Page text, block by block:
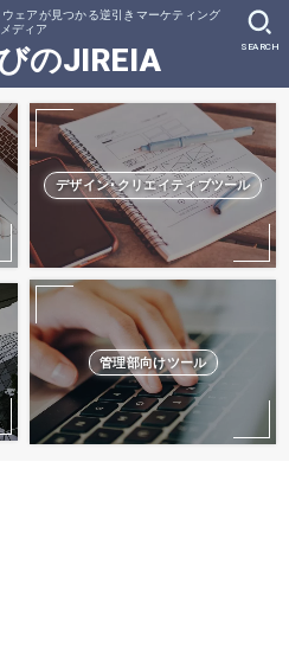
ェアが見つかる逆引きマーケティング
メディア
のJIREIA SEARCH
デザイン･クリエイティブツール
管理部向けツール